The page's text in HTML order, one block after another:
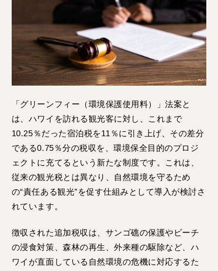
「グリーンフィー（環境保護使用料）」法案と
は、ハワイを訪れる観光客に対し、これまで
10.25％だった宿泊税を11％に引き上げ、その差分
である0.75％分の税収を、環境保全目的のプロジ
ェクトに充てるという新たな制度です。これは、
従来の観光税とは異なり、自然環境を守るため
の“責任ある観光”を促す仕組みとして導入が検討さ
れています。
徴収された追加税収は、サンゴ礁の保護やビーチ
の浸食対策、森林の再生、外来種の駆除など、ハ
ワイが直面している自然環境の危機に対応するた